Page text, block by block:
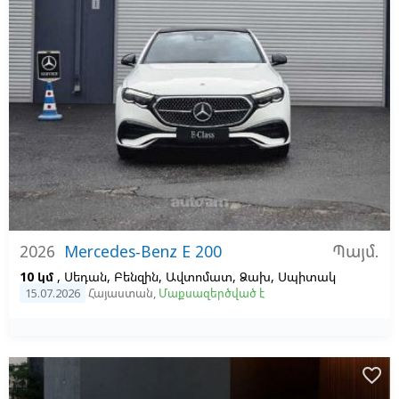
2026 Mercedes-Benz E 200 Պայմ.
10 կմ , Սեդան, Բենզին, Ավտոմատ, Ձախ, Սպիտակ
15.07.2026 Հայաստան, Մաքսազերծված է
favorite_border